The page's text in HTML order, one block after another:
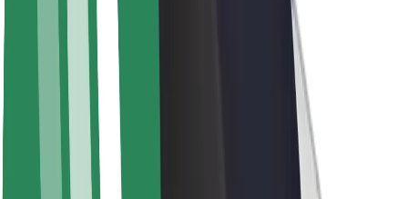
Kurirers intäkter
Handlare i Bolt Food
Åkerier
Franchise
Företag
Karriär